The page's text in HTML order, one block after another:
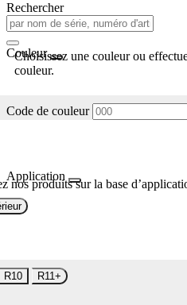
Rechercher
Couleur
Choisissez une couleur ou
couleur.
Code de couleur
Application
nos produits sur la base
R10 R11+